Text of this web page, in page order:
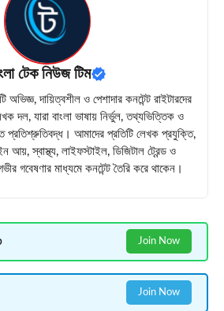
টেক নিউজ টিম
অভিজ্ঞ, দায়িত্বশীল ও পেশাদার কনটেন্ট রাইটারদের
দল, যারা বাংলা ভাষায় নির্ভুল, তথ্যভিত্তিক ও
প্রতিশ্রুতিবদ্ধ। আমাদের প্রতিটি লেখক প্রযুক্তি,
আয়, স্বাস্থ্য, লাইফস্টাইল, ডিজিটাল ট্রেন্ড ও
গবেষণার মাধ্যমে কনটেন্ট তৈরি করে থাকেন।
Join Now
Join Now